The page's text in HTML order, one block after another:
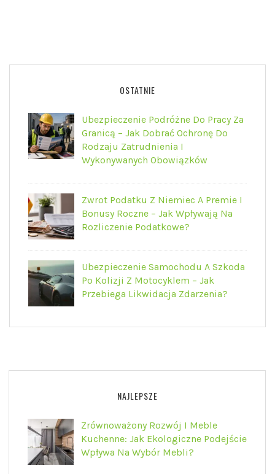
OSTATNIE
Ubezpieczenie Podróżne Do Pracy Za
Granicą – Jak Dobrać Ochronę Do
Rodzaju Zatrudnienia I
Wykonywanych Obowiązków
Zwrot Podatku Z Niemiec A Premie I
Bonusy Roczne – Jak Wpływają Na
Rozliczenie Podatkowe?
Ubezpieczenie Samochodu A Szkoda
Po Kolizji Z Motocyklem – Jak
Przebiega Likwidacja Zdarzenia?
NAJLEPSZE
Zrównoważony Rozwój I Meble
Kuchenne: Jak Ekologiczne Podejście
Wpływa Na Wybór Mebli?